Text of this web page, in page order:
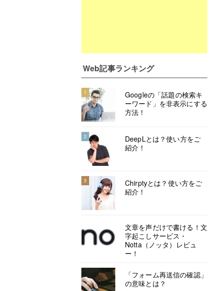
Web記事ランキング
1
Googleの「話題の検索キ
ーワード」を非表示にする
方法！
2
DeepLとは？使い方をご
紹介！
3
Chirptyとは？使い方をご
紹介！
文章を声だけで書ける！文
字起こしサービス・
Notta（ノッタ）レビュ
ー！
「フォーム再送信の確認」
の意味とは？